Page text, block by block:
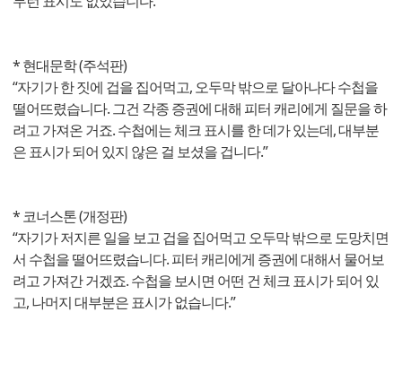
* 현대문학 (주석판)
“자기가 한 짓에 겁을 집어먹고, 오두막 밖으로 달아나다 수첩을
떨어뜨렸습니다. 그건 각종 증권에 대해 피터 캐리에게 질문을 하
려고 가져온 거죠. 수첩에는 체크 표시를 한 데가 있는데, 대부분
은 표시가 되어 있지 않은 걸 보셨을 겁니다.”
* 코너스톤 (개정판)
“자기가 저지른 일을 보고 겁을 집어먹고 오두막 밖으로 도망치면
서 수첩을 떨어뜨렸습니다. 피터 캐리에게 증권에 대해서 물어보
려고 가져간 거겠죠. 수첩을 보시면 어떤 건 체크 표시가 되어 있
고, 나머지 대부분은 표시가 없습니다.”